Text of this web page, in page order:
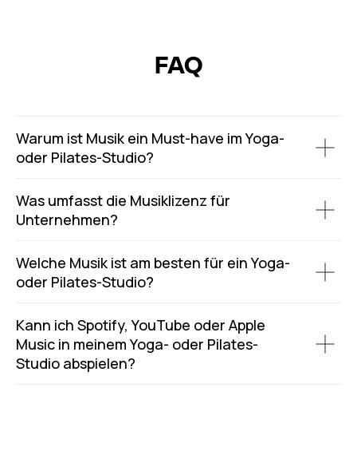
FAQ
Warum ist Musik ein Must-have im Yoga-
oder Pilates-Studio?
Was umfasst die Musiklizenz für
Unternehmen?
Welche Musik ist am besten für ein Yoga-
oder Pilates-Studio?
Kann ich Spotify, YouTube oder Apple
Music in meinem Yoga- oder Pilates-
Studio abspielen?